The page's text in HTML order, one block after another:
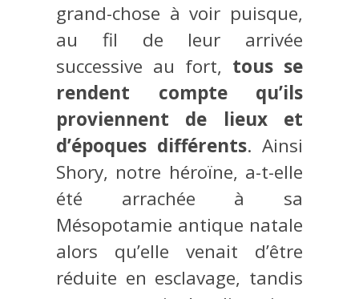
grand-chose à voir puisque,
au fil de leur arrivée
successive au fort, tous se
rendent compte qu’ils
proviennent de lieux et
d’époques différents. Ainsi
Shory, notre héroïne, a-t-elle
été arrachée à sa
Mésopotamie antique natale
alors qu’elle venait d’être
réduite en esclavage, tandis